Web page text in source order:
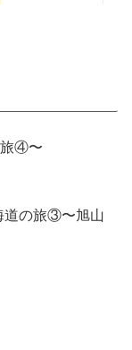
旅④〜
道の旅③〜旭山